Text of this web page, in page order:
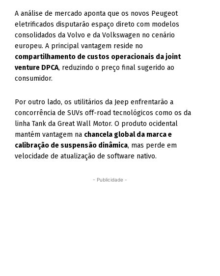
A análise de mercado aponta que os novos Peugeot
eletrificados disputarão espaço direto com modelos
consolidados da Volvo e da Volkswagen no cenário
europeu. A principal vantagem reside no
compartilhamento de custos operacionais da joint
venture DPCA, reduzindo o preço final sugerido ao
consumidor.
Por outro lado, os utilitários da Jeep enfrentarão a
concorrência de SUVs off-road tecnológicos como os da
linha Tank da Great Wall Motor. O produto ocidental
mantém vantagem na chancela global da marca e
calibração de suspensão dinâmica, mas perde em
velocidade de atualização de software nativo.
- Publicidade -